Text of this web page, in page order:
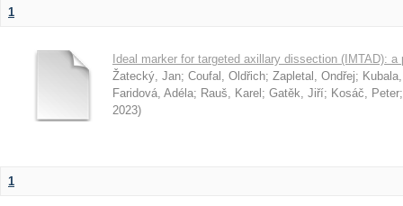
1
Ideal marker for targeted axillary dissection (IMTAD):
Žatecký, Jan; Coufal, Oldřich; Zapletal, Ondřej;
Faridová, Adéla; Rauš, Karel ; Gatěk, Jiří; Kosáč, Peter
2023)
1